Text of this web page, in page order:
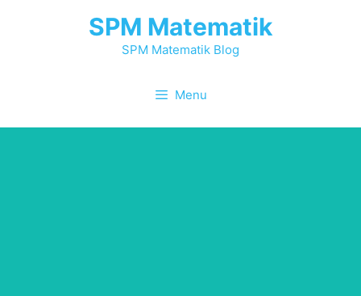
SPM Matematik
SPM Matematik Blog
Menu